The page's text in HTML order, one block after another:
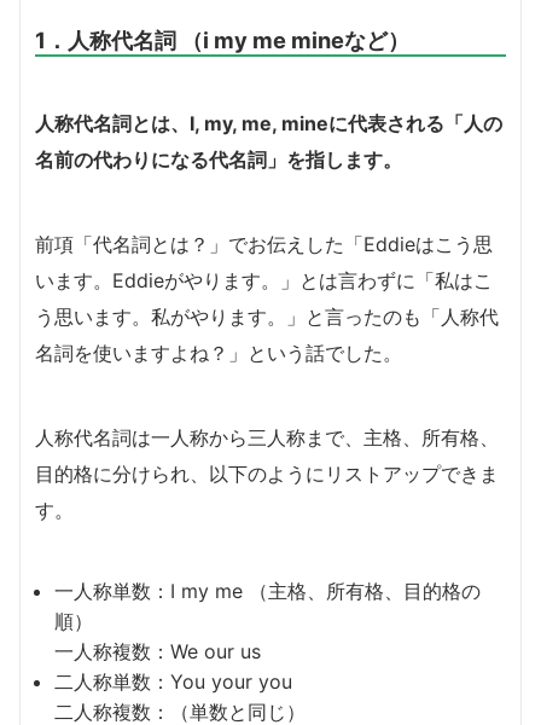
1．人称代名詞 （i my me mineなど）
人称代名詞とは、I, my, me, mineに代表される「人の
名前の代わりになる代名詞」を指します。
前項「代名詞とは？」でお伝えした「Eddieはこう思
います。Eddieがやります。」とは言わずに「私はこ
う思います。私がやります。」と言ったのも「人称代
名詞を使いますよね？」という話でした。
人称代名詞は一人称から三人称まで、主格、所有格、
目的格に分けられ、以下のようにリストアップできま
す。
一人称単数：I my me （主格、所有格、目的格の
順）
一人称複数：We our us
二人称単数：You your you
二人称複数：（単数と同じ）